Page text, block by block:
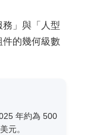
」與「人型
的幾何級數
年約為 500
元。